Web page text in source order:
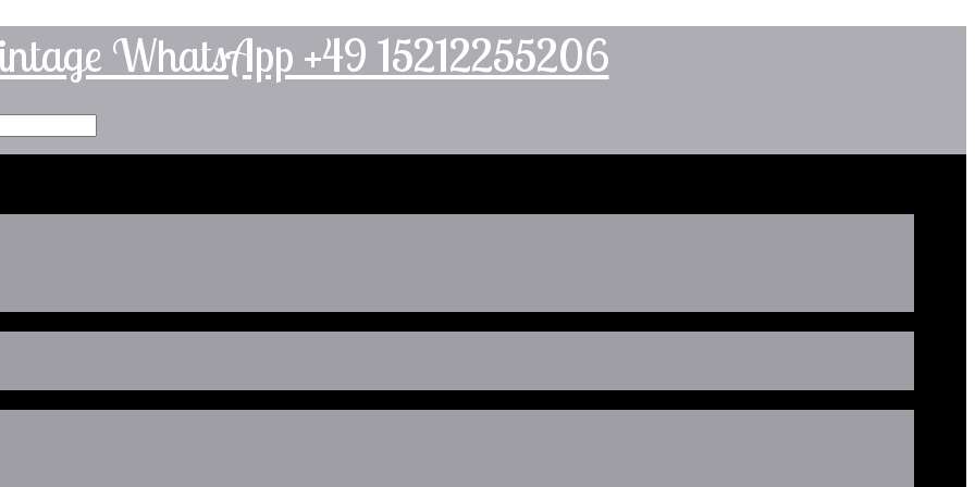
WhatsApp +49 15212255206